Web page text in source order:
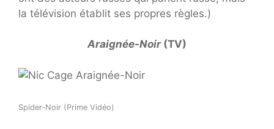
la télévision établit ses propres règles.)
Araignée-Noir(TV)
Spider-Noir (Prime Vidéo)